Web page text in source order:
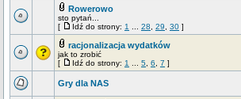
Rowerowo
sto pytań...
[
Idź do strony: 1 28 29 30 ]
racjonalizacja wydatków
jak to zrobić
[
Idź do strony: 1 5 6 7 ]
Gry dla NAS